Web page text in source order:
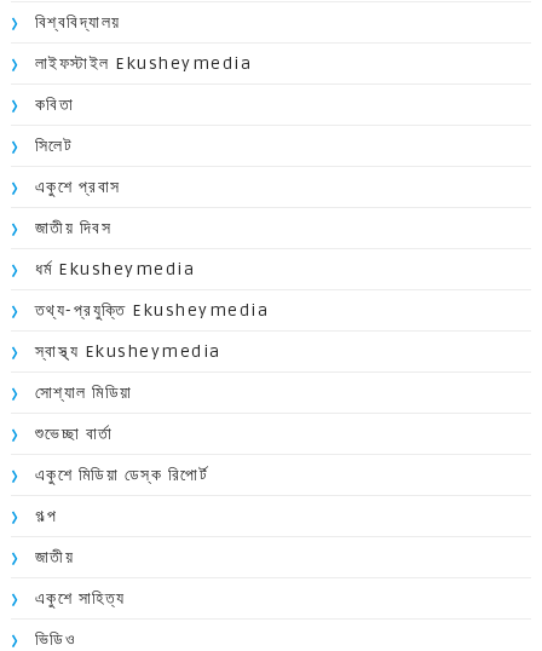
বিশ্ববিদ্যালয়
লাইফস্টাইল Ekusheymedia
কবিতা
সিলেট
একুশে প্রবাস
জাতীয় দিবস
ধর্ম Ekusheymedia
তথ্য-প্রযুক্তি Ekusheymedia
স্বাস্থ্য Ekusheymedia
সোশ্যাল মিডিয়া
শুভেচ্ছা বার্তা
একুশে মিডিয়া ডেস্ক রিপোর্ট
গল্প
জাতীয়
একুশে সাহিত্য
ভিডিও